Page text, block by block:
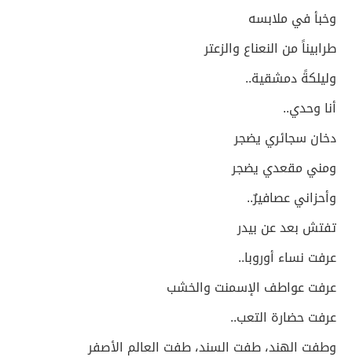
وخبأ في ملابسه
طرابيناً من النعناع والزعتر
وليلكةً دمشقية..
أنا وحدي..
دخان سجائري يضجر
ومني مقعدي يضجر
وأحزاني عصافيرٌ..
تفتش بعد عن بيدر
عرفت نساء أوروبا..
عرفت عواطف الإسمنت والخشب
عرفت حضارة التعب..
وطفت الهند، طفت السند، طفت العالم الأصفر